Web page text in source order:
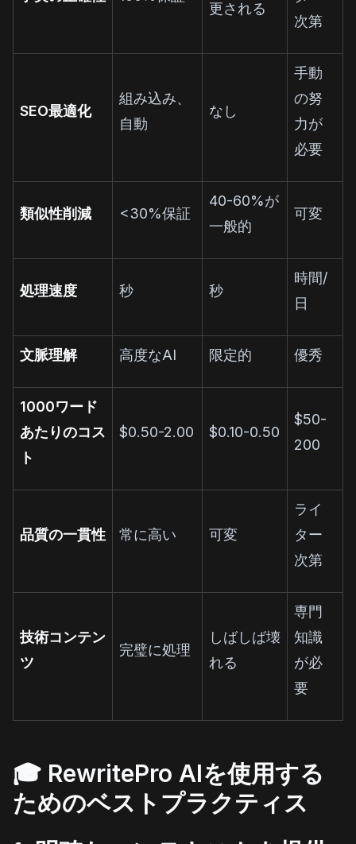
更される
次第
SEO最適化
組み込み、
自動
なし
手動
の努
力が
必要
類似性削減 <30%保証
40-60%が
一般的
可変
処理速度 秒 秒
時間/
日
文脈理解 高度なAI 限定的 優秀
1000ワード
あたりのコス
ト
$0.50-2.00 $0.10-0.50
$50-
200
品質の一貫性 常に高い 可変
ライ
ター
次第
技術コンテン
ツ
完璧に処理
しばしば壊
れる
専門
知識
が必
要
🎓 RewritePro AIを使用する
ためのベストプラクティス